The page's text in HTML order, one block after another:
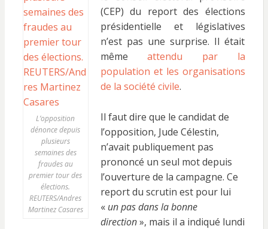
L’opposition
dénonce depuis
plusieurs
semaines des
fraudes au
premier tour des
élections.
REUTERS/Andres
Martinez Casares
(CEP) du report des élections
présidentielle et législatives
n’est pas une surprise. Il était
mêmeattendu par la
population et les organisations
de la société civile.
Il faut dire que le candidat de
l’opposition, Jude Célestin,
n’avait publiquement pas
prononcé un seul mot depuis
l’ouverture de la campagne. Ce
report du scrutin est pour lui
« un pas dans la bonne
direction», mais il a indiqué lundi